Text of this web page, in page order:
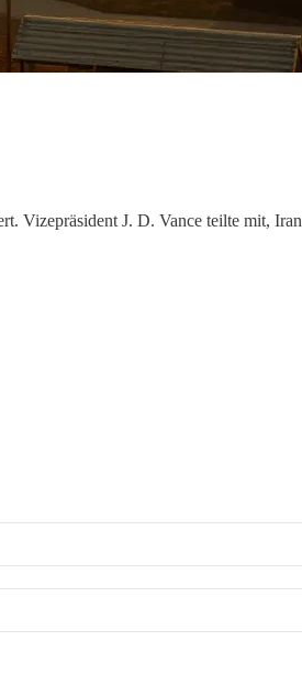
Vizepräsident J. D. Vance teilte mit,